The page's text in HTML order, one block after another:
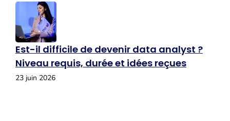
Est-il difficile de devenir data analyst ?
Niveau requis, durée et idées reçues
23 juin 2026